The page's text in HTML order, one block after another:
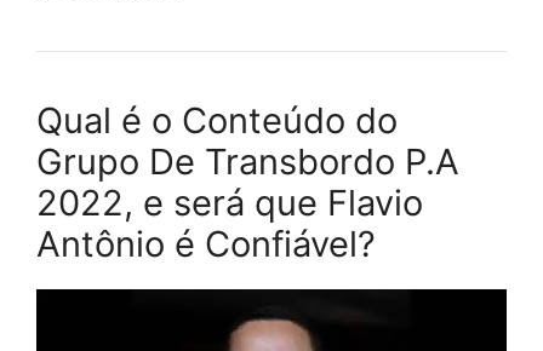
Qual é o Conteúdo do
Grupo De Transbordo P.A
2022, e será que Flavio
Antônio é Confiável?